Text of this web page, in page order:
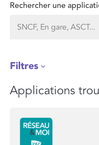
Rechercher une
Filtres
Applications